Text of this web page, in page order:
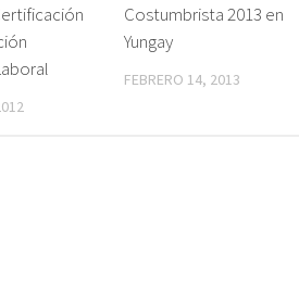
Costumbrista 2013 en
Yungay
FEBRERO 14, 2013